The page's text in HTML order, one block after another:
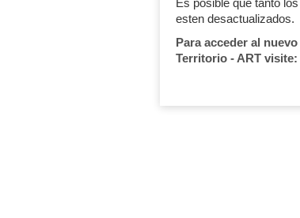
Es posible que tanto
esten desactualizados.
Para acceder al
Territorio - ART visite: